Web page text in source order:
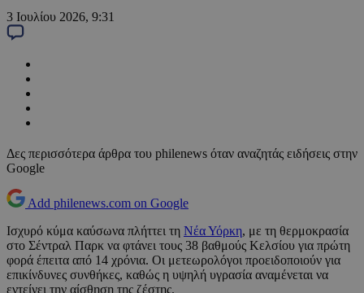
3 Ιουλίου 2026, 9:31
Δες περισσότερα άρθρα του philenews όταν αναζητάς ειδήσεις στην
Google
Add philenews.com on Google
Ισχυρό κύμα καύσωνα πλήττει τη Νέα Υόρκη, με τη θερμοκρασία
στο Σέντραλ Παρκ να φτάνει τους 38 βαθμούς Κελσίου για πρώτη
φορά έπειτα από 14 χρόνια. Οι μετεωρολόγοι προειδοποιούν για
επικίνδυνες συνθήκες, καθώς η υψηλή υγρασία αναμένεται να
εντείνει την αίσθηση της ζέστης.